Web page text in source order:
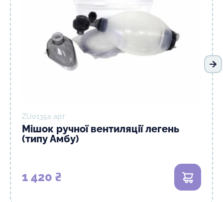
ZU0135а арт
Мішок ручної вентиляції легень
(типу Амбу)
1 420 ₴ В кошик